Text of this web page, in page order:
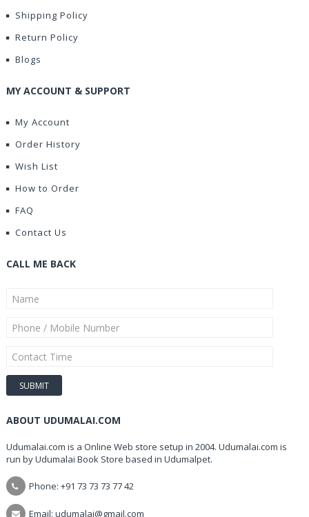
Shipping Policy
Return Policy
Blogs
MY ACCOUNT & SUPPORT
My Account
Order History
Wish List
How to Order
FAQ
Contact Us
CALL ME BACK
ABOUT UDUMALAI.COM
Udumalai.com is a Online Web store setup in 2004. Udumalai.com is
run by Udumalai Book Store based in Udumalpet.
Phone: +91 73 73 73 77 42
Email: udumalai@gmail.com